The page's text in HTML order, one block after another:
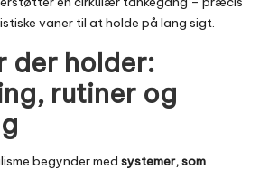
vaner til at holde på lang sigt.
der holder:
rutiner og
begynder med systemer, som